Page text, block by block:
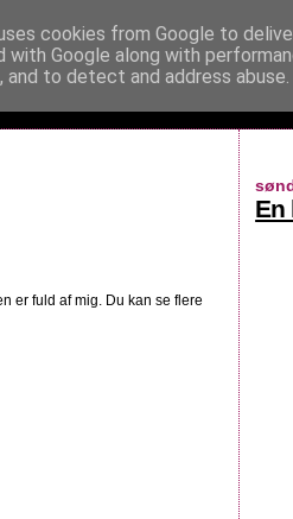
En
er fuld af mig. Du kan se flere
cookies from Google to
with Google along with
to detect and address abuse.